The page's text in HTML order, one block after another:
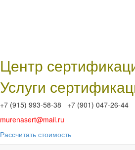
Центр
Услуги
+7 (915) 993-58-38 +7 (901) 047-26-44
murenasert@mail.ru
Рассчитать стоимость